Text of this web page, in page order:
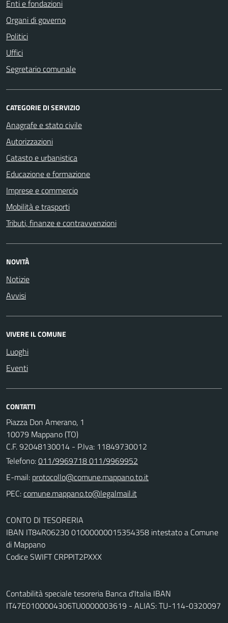
Enti e fondazioni
Organi di governo
Politici
Uffici
Segretario comunale
CATEGORIE DI SERVIZIO
Anagrafe e stato civile
Autorizzazioni
Catasto e urbanistica
Educazione e formazione
Imprese e commercio
Mobilità e trasporti
Tributi, finanze e contravvenzioni
NOVITÀ
Notizie
Avvisi
VIVERE IL COMUNE
Luoghi
Eventi
CONTATTI
Piazza Don Amerano, 1
10079 Mappano (TO)
C.F. 92048130014 - P.Iva: 11849730012
Telefono:011/9969718 011/9969952
E-mail:
PEC:
CONTO DI TESORERIA
IBAN IT84R06230 01000000015354358 intestato a Comune
di Mappano
Codice SWIFT CRPPIT2PXXX
Contabilità speciale tesoreria Banca d'Italia IBAN
IT47E0100004306TU0000003619 - ALIAS: TU-114-0320097